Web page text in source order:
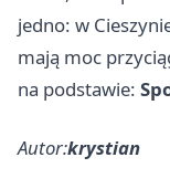
jedno: w
mają moc
na podstawie:
Autor:krystian